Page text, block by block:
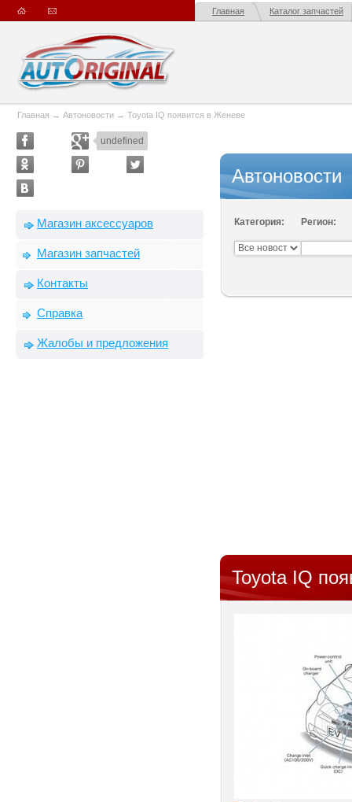
Главная Каталог запчастей
Главная → Автоновости → Toyota IQ появится в Женеве
undefined
Магазин аксессуаров
Магазин запчастей
Контакты
Справка
Жалобы и предложения
Автоновости
Категория: Регион:
Toyota IQ